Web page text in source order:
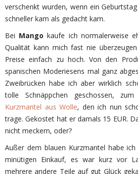
verschenkt wurden, wenn ein
schneller kam als gedacht kam.
Bei Mangokaufe ich normalerweise
Qualität kann mich fast nie
Preise einfach zu hoch. Von den
spanischen Moderiesens mal ganz
Zweibrücken habe ich aber wirklich
tolle Schnäppchen geschossen,
Kurzmantel aus Wolle, den ich nun
trage. Gekostet hat er damals 15 EUR.
nicht meckern, oder?
Außer dem blauen Kurzmantel habe
minütigen Einkauf, es war kurz vor
mehrere andere Teile auf gut Glück